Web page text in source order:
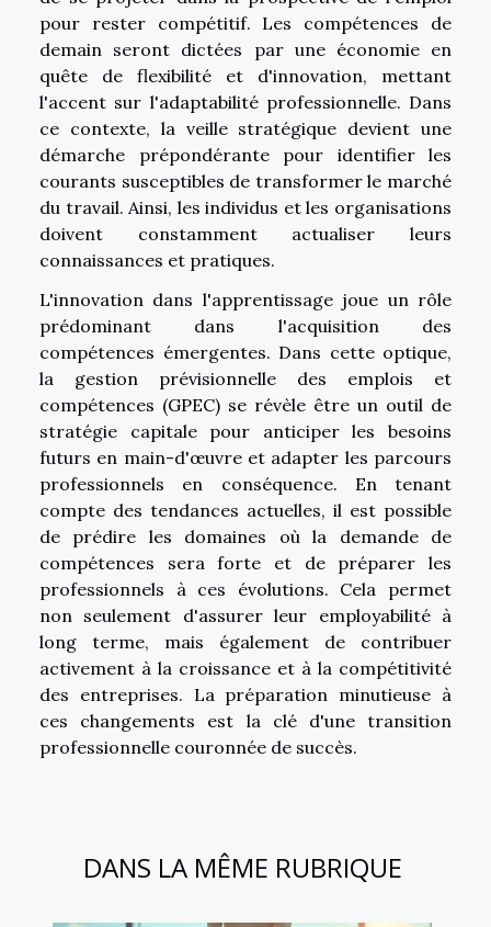
pour rester compétitif. Les compétences de
demain seront dictées par une économie en
quête de flexibilité et d'innovation, mettant
l'accent sur l'adaptabilité professionnelle. Dans
ce contexte, la veille stratégique devient une
démarche prépondérante pour identifier les
courants susceptibles de transformer le marché
du travail. Ainsi, les individus et les organisations
doivent constamment actualiser leurs
connaissances et pratiques.
L'innovation dans l'apprentissage joue un rôle
prédominant dans l'acquisition des
compétences émergentes. Dans cette optique,
la gestion prévisionnelle des emplois et
compétences (GPEC) se révèle être un outil de
stratégie capitale pour anticiper les besoins
futurs en main-d'œuvre et adapter les parcours
professionnels en conséquence. En tenant
compte des tendances actuelles, il est possible
de prédire les domaines où la demande de
compétences sera forte et de préparer les
professionnels à ces évolutions. Cela permet
non seulement d'assurer leur employabilité à
long terme, mais également de contribuer
activement à la croissance et à la compétitivité
des entreprises. La préparation minutieuse à
ces changements est la clé d'une transition
professionnelle couronnée de succès.
DANS LA MÊME RUBRIQUE